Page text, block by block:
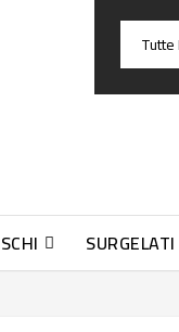
SURGELATI